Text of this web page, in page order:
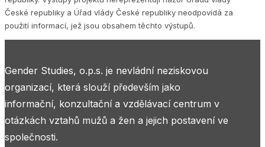
České republiky a Úřad vlády České republiky neodpovídá za
použití informací, jež jsou obsahem těchto výstupů.
Gender Studies, o.p.s. je nevládní neziskovou
organizací, která slouží především jako
informační, konzultační a vzdělávací centrum v
otázkách vztahů mužů a žen a jejich postavení ve
společnosti.